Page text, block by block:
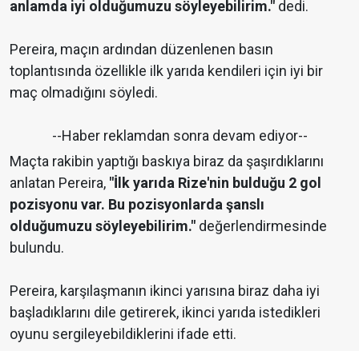
anlamda iyi olduğumuzu söyleyebilirim." dedi.
Pereira, maçın ardından düzenlenen basın
toplantısında özellikle ilk yarıda kendileri için iyi bir
maç olmadığını söyledi.
--Haber reklamdan sonra devam ediyor--
Maçta rakibin yaptığı baskıya biraz da şaşırdıklarını
anlatan Pereira, "İlk yarıda Rize'nin bulduğu 2 gol
pozisyonu var. Bu pozisyonlarda şanslı
olduğumuzu söyleyebilirim." değerlendirmesinde
bulundu.
Pereira, karşılaşmanın ikinci yarısına biraz daha iyi
başladıklarını dile getirerek, ikinci yarıda istedikleri
oyunu sergileyebildiklerini ifade etti.